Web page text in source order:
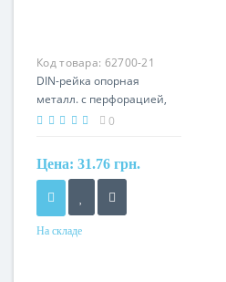
Код товара: 62700-21
DIN-рейка опорная
металл. с перфорацией,
TS35 D0.2_XX 0
Цена: 31.76 грн.
На складе